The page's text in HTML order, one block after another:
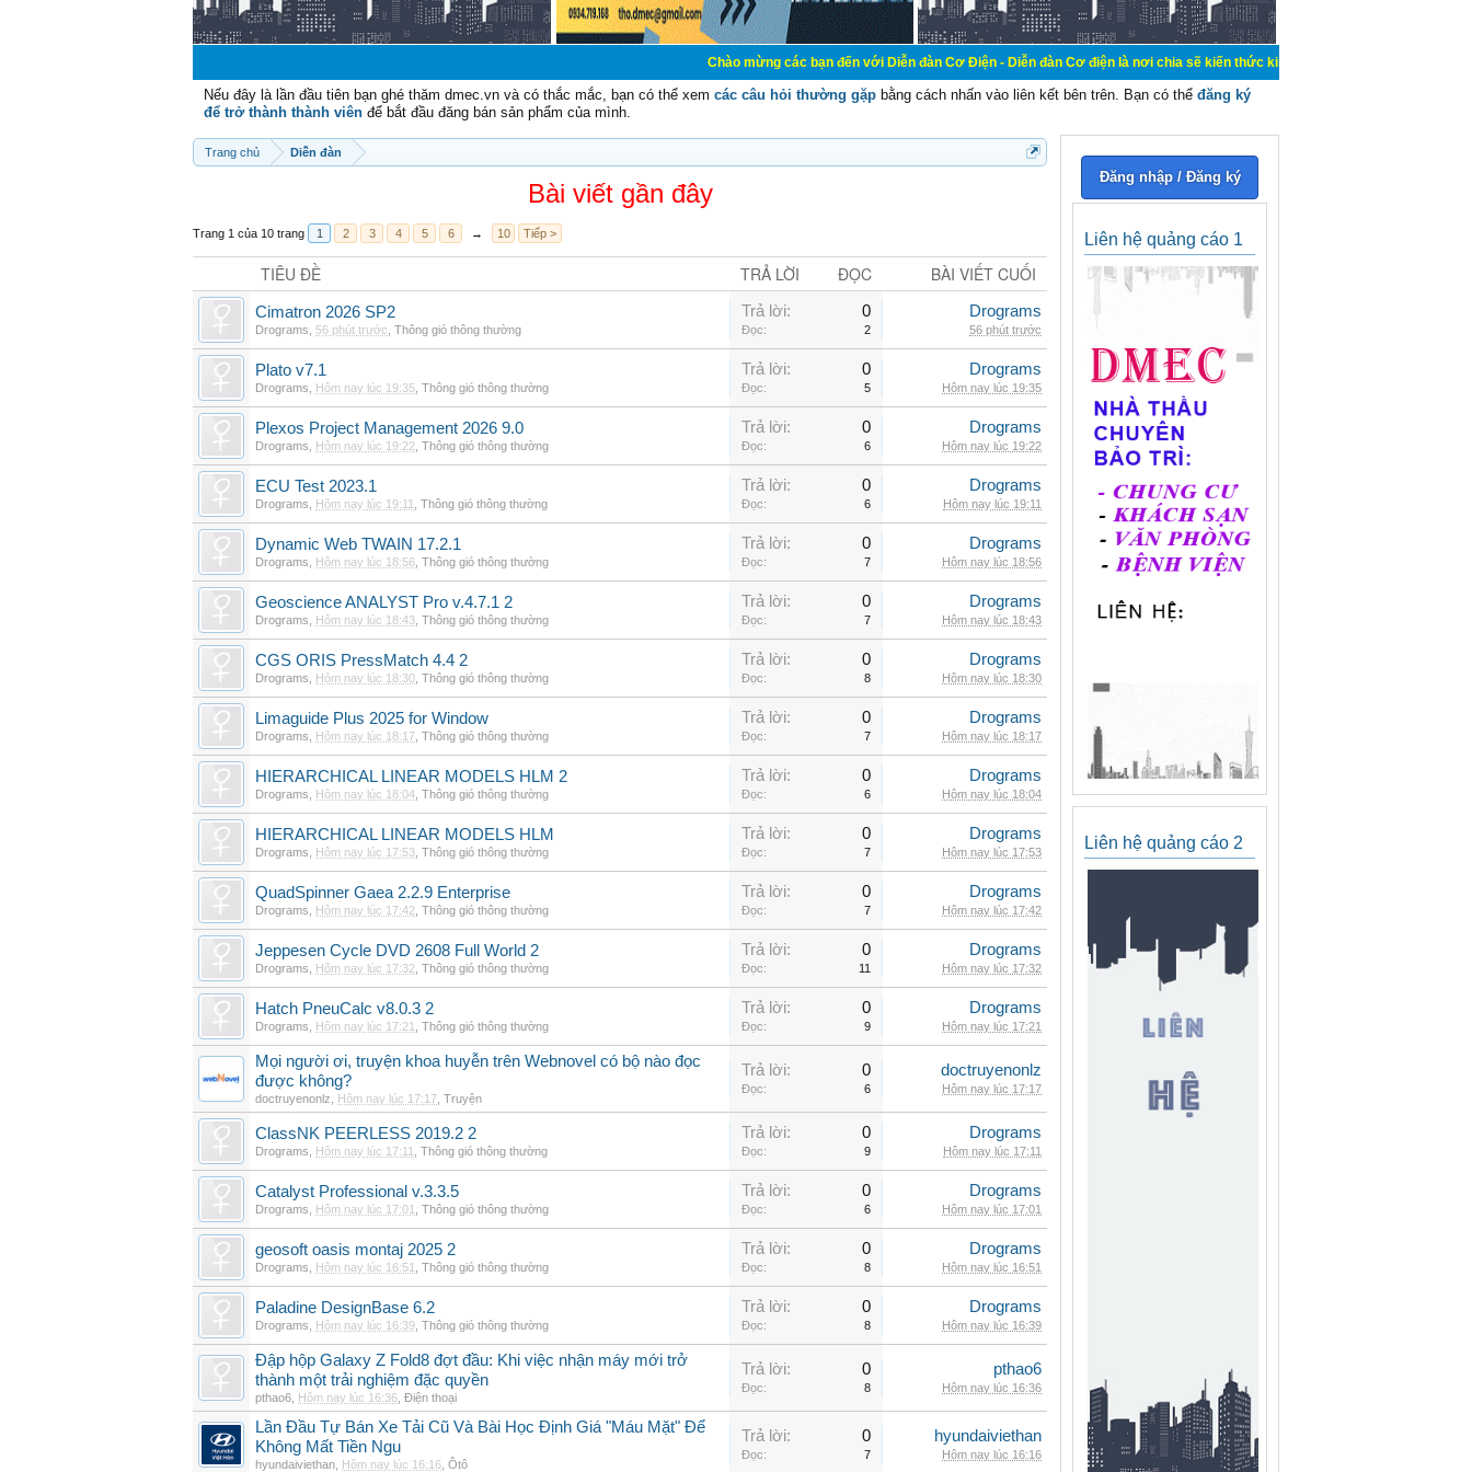
Chào mừng các bạn đến với Diễn đàn Cơ Điện - Diễn đàn Cơ điện là nơi chia sẽ kiến thức kinh nghiệm trong lãnh vực cơ điện, mua
Nếu đây là lần đầu tiên bạn ghé thăm dmec.vn và có thắc mắc, bạn có thể xem các câu hỏi thường gặp bằng cách nhấn vào liên kết bên trên. Bạn có thể đăng ký
để trở thành thành viên để bắt đầu đăng bán sản phẩm của mình.
Trang chủ Diễn đàn
Bài viết gần đây
Trang 1 của 10 trang 1 2 3 4 5 6 → 10 Tiếp >
TIÊU ĐỀ TRẢ LỜI ĐỌC BÀI VIẾT CUỐI
Cimatron 2026 SP2
Drograms 56 phút trước Thông gió thông thường
Trả lời: 0
Đọc: 2
Drograms
56 phút trước
Plato v7.1
Drograms Hôm nay lúc 19:35 Thông gió thông thường
Trả lời: 0
Đọc: 5
Drograms
Hôm nay lúc 19:35
Plexos Project Management 2026 9.0
Drograms Hôm nay lúc 19:22 Thông gió thông thường
Trả lời: 0
Đọc: 6
Drograms
Hôm nay lúc 19:22
ECU Test 2023.1
Drograms Hôm nay lúc 19:11 Thông gió thông thường
Trả lời: 0
Đọc: 6
Drograms
Hôm nay lúc 19:11
Dynamic Web TWAIN 17.2.1
Drograms Hôm nay lúc 18:56 Thông gió thông thường
Trả lời: 0
Đọc: 7
Drograms
Hôm nay lúc 18:56
Geoscience ANALYST Pro v.4.7.1 2
Drograms Hôm nay lúc 18:43 Thông gió thông thường
Trả lời: 0
Đọc: 7
Drograms
Hôm nay lúc 18:43
CGS ORIS PressMatch 4.4 2
Drograms Hôm nay lúc 18:30 Thông gió thông thường
Trả lời: 0
Đọc: 8
Drograms
Hôm nay lúc 18:30
Limaguide Plus 2025 for Window
Drograms Hôm nay lúc 18:17 Thông gió thông thường
Trả lời: 0
Đọc: 7
Drograms
Hôm nay lúc 18:17
HIERARCHICAL LINEAR MODELS HLM 2
Drograms Hôm nay lúc 18:04 Thông gió thông thường
Trả lời: 0
Đọc: 6
Drograms
Hôm nay lúc 18:04
HIERARCHICAL LINEAR MODELS HLM
Drograms Hôm nay lúc 17:53 Thông gió thông thường
Trả lời: 0
Đọc: 7
Drograms
Hôm nay lúc 17:53
QuadSpinner Gaea 2.2.9 Enterprise
Drograms Hôm nay lúc 17:42 Thông gió thông thường
Trả lời: 0
Đọc: 7
Drograms
Hôm nay lúc 17:42
Jeppesen Cycle DVD 2608 Full World 2
Drograms Hôm nay lúc 17:32 Thông gió thông thường
Trả lời: 0
Đọc: 11
Drograms
Hôm nay lúc 17:32
Hatch PneuCalc v8.0.3 2
Drograms Hôm nay lúc 17:21 Thông gió thông thường
Trả lời: 0
Đọc: 9
Drograms
Hôm nay lúc 17:21
Mọi người ơi, truyện khoa huyễn trên Webnovel có bộ nào đọc
được không?
doctruyenonlz Hôm nay lúc 17:17 Truyện
Trả lời: 0
Đọc: 6
doctruyenonlz
Hôm nay lúc 17:17
ClassNK PEERLESS 2019.2 2
Drograms Hôm nay lúc 17:11 Thông gió thông thường
Trả lời: 0
Đọc: 9
Drograms
Hôm nay lúc 17:11
Catalyst Professional v.3.3.5
Drograms Hôm nay lúc 17:01 Thông gió thông thường
Trả lời: 0
Đọc: 6
Drograms
Hôm nay lúc 17:01
geosoft oasis montaj 2025 2
Drograms Hôm nay lúc 16:51 Thông gió thông thường
Trả lời: 0
Đọc: 8
Drograms
Hôm nay lúc 16:51
Paladine DesignBase 6.2
Drograms Hôm nay lúc 16:39 Thông gió thông thường
Trả lời: 0
Đọc: 8
Drograms
Hôm nay lúc 16:39
Đập hộp Galaxy Z Fold8 đợt đầu: Khi việc nhận máy mới trở
thành một trải nghiệm đặc quyền
pthao6 Hôm nay lúc 16:36 Điện thoại
Trả lời: 0
Đọc: 8
pthao6
Hôm nay lúc 16:36
Lần Đầu Tự Bán Xe Tải Cũ Và Bài Học Định Giá "Máu Mặt" Để
Không Mất Tiền Ngu
hyundaiviethan Hôm nay lúc 16:16 Ôtô
Trả lời: 0
Đọc: 7
hyundaiviethan
Hôm nay lúc 16:16
Đăng nhập / Đăng ký
Liên hệ quảng cáo 1
Liên hệ quảng cáo 2